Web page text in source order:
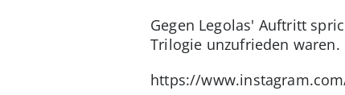
Gegen Legolas' Auftritt
Trilogie unzufrieden
https://